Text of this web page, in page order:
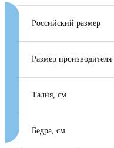
Российский размер
Размер производителя
Талия, см
Бедра, см